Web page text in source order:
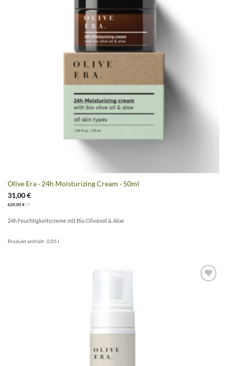
Olive Era · 24h Moisturizing Cream · 50ml
31,00€
620,00 €/ l
24h Feuchtigkeitscreme mit Bio Olivenöl & Aloe
Produkt enthält: 0,05 l